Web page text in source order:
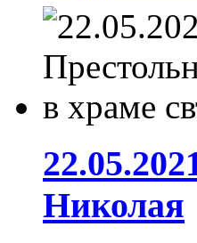
Николая